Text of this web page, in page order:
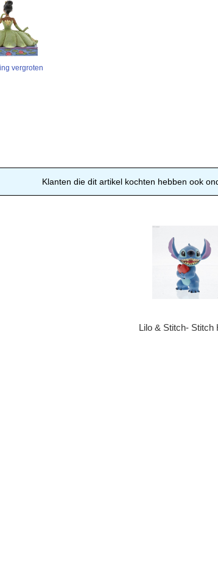
vergroten
Klanten die dit artikel kochten hebben ook
Lilo & Stitch- Stitch